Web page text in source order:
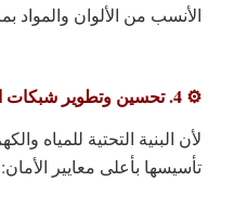
الأنسب من الألوان والمواد
⚙️ 4. تحسين وتطوير شبكات الكهرباء والسباكة
لأن البنية التحتية للمياه
تأسيسها بأعلى معايير الأمان: